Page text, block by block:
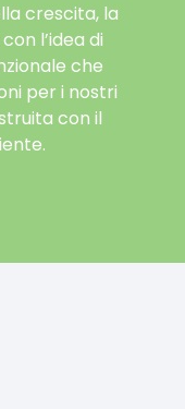
crescita, la
l’idea di
che
per i nostri
con il